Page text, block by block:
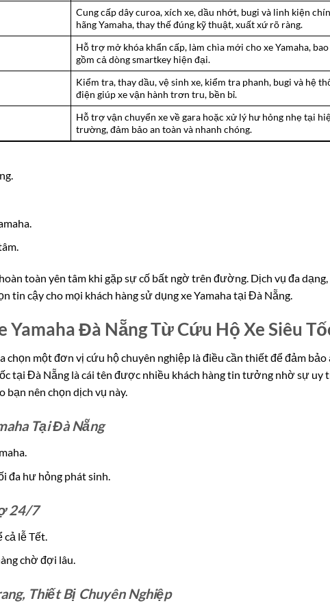
Cung cấp dây curoa, xích xe, dầu nhớt, bugi và linh kiện
hãng Yamaha, thay thế đúng kỹ thuật, xuất xứ rõ ràng.
Hỗ trợ mở khóa khẩn cấp, làm chìa mới cho xe Yamaha, bao
gồm cả dòng smartkey hiện đại.
Kiểm tra, thay dầu, vệ sinh xe, kiểm tra phanh, bugi và hệ
điện giúp xe vận hành trơn tru, bền bỉ.
Hỗ trợ vận chuyển xe về gara hoặc xử lý hư hỏng nhẹ tại
trường, đảm bảo an toàn và nhanh chóng.
toàn yên tâm khi gặp sự cố bất ngờ trên đường. Dịch vụ đa
tin cậy cho mọi khách hàng sử dụng xe Yamaha tại Đà Nẵng.
Yamaha Đà Nẵng Từ Cứu Hộ Xe Siêu
chọn một đơn vị cứu hộ chuyên nghiệp là điều cần thiết để đảm bảo
tại Đà Nẵng là cái tên được nhiều khách hàng tin tưởng nhờ sự uy
nên chọn dịch vụ này.
Tại Đà Nẵng
đa hư hỏng phát sinh.
24/7
cả lễ Tết.
chờ đợi lâu.
Thiết Bị Chuyên Nghiệp